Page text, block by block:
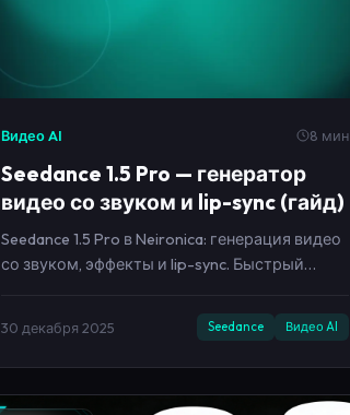
Видео AI 8 мин
Seedance 1.5 Pro — генератор
видео со звуком и lip-sync (гайд)
Seedance 1.5 Pro в Neironica: генерация видео
со звуком, эффекты и lip-sync. Быстрый
30 декабря 2025 Seedance Видео AI